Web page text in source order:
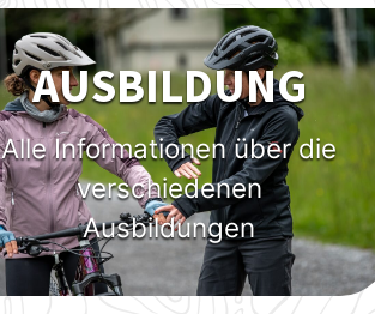
AUSBILDUNG
Alle Informationen über die
verschiedenen
Ausbildungen